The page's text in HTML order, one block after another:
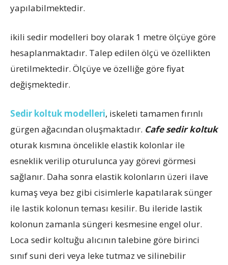
yapılabilmektedir.
ikili sedir modelleri boy olarak 1 metre ölçüye göre
hesaplanmaktadır. Talep edilen ölçü ve özellikten
üretilmektedir. Ölçüye ve özelliğe göre fiyat
değişmektedir.
Sedir koltuk modelleri, iskeleti tamamen fırınlı
gürgen ağacından oluşmaktadır. Cafe sedir koltuk
oturak kısmına öncelikle elastik kolonlar ile
esneklik verilip oturulunca yay görevi görmesi
sağlanır. Daha sonra elastik kolonların üzeri ilave
kumaş veya bez gibi cisimlerle kapatılarak sünger
ile lastik kolonun teması kesilir. Bu ileride lastik
kolonun zamanla süngeri kesmesine engel olur.
Loca sedir koltuğu alıcının talebine göre birinci
sınıf suni deri veya leke tutmaz ve silinebilir